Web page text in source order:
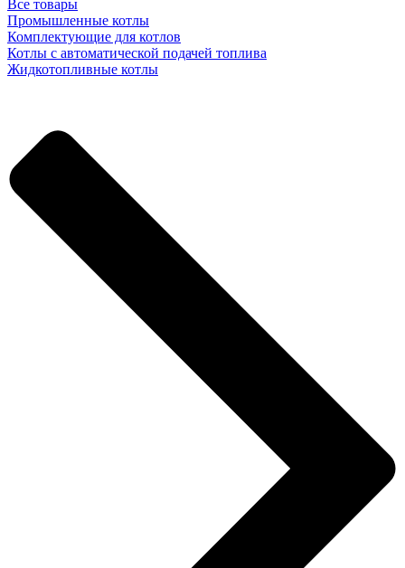
Все товары
Промышленные котлы
Комплектующие для котлов
Котлы с автоматической подачей топлива
Жидкотопливные котлы